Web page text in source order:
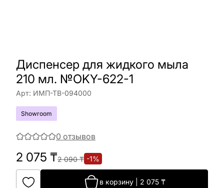
Диспенсер для жидкого мыла
210 мл. №OKY-622-1
Арт: ИМП-ТВ-094000
Showroom
0 отзывов
2 075 ₸2 090₸ -1%
в корзину| 2 075₸